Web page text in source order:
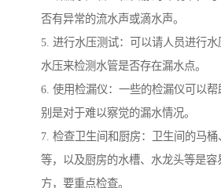
否有异常的流水声或滴水声。
5. 进行水压测试：可以请人员进行水
水压来检测水管是否存在漏水点。
6. 使用检漏仪：一些的检漏仪可以
别是对于难以察觉的漏水情况。
7. 检查卫生间和厨房：卫生间的马
等，以及厨房的水槽、水龙头等是容
方，要重点检查。